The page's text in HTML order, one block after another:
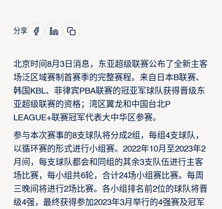
分享
北京时间8月3日消息，东亚超级联赛公布了全新主客
场泛区域赛制首赛季的完整赛程。来自日本B联赛、
韩国KBL、菲律宾PBA联赛的冠亚军球队获得晋级东
亚超级联赛的资格；湾区翼龙和中国台北P
LEAGUE+联赛冠军代表大中华区参赛。
参与本次赛事的8支球队将分成2组，每组4支球队，
以循环赛的形式进行小组赛。2022年10月至2023年2
月间，每支球队都会和同组的其余3支队伍进行主客
场比赛，每小组共6轮，合计24场小组赛比赛。每周
三晚间将进行2场比赛。各小组排名前2位的球队将晋
级4强，最终获得参加2023年3月举行的4强赛及冠军